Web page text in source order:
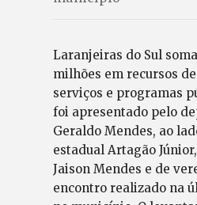
Laranjeiras do Sul
milhões em recursos
serviços e programas
foi apresentado pelo
Geraldo Mendes, ao
estadual Artagão
Jaison Mendes e de
encontro realizado na